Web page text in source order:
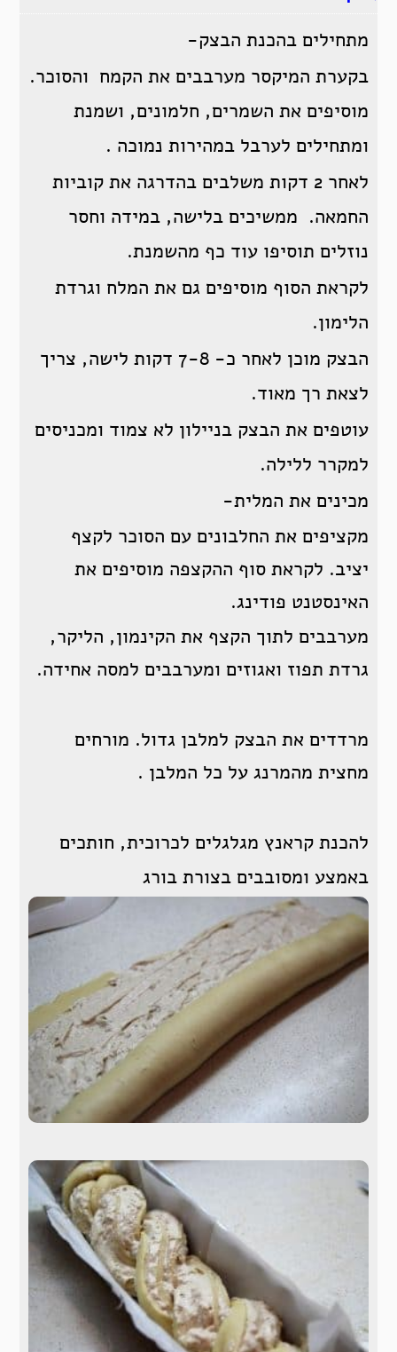
מתחילים בהכנת הבצק-
בקערת המיקסר מערבבים את הקמח והסוכר.
מוסיפים את השמרים, חלמונים, ושמנת
ומתחילים לערבל במהירות נמוכה .
לאחר 2 דקות משלבים בהדרגה את קוביות
החמאה. ממשיכים בלישה, במידה וחסר
נוזלים תוסיפו עוד כף מהשמנת.
לקראת הסוף מוסיפים גם את המלח וגרדת
הלימון.
הבצק מוכן לאחר כ- 7-8 דקות לישה, צריך
לצאת רך מאוד.
עוטפים את הבצק בניילון לא צמוד ומכניסים
למקרר ללילה.
מכינים את המלית-
מקציפים את החלבונים עם הסוכר לקצף
יציב. לקראת סוף ההקצפה מוסיפים את
האינסטנט פודינג.
מערבבים לתוך הקצף את הקינמון, הליקר,
גרדת תפוז ואגוזים ומערבבים למסה אחידה.
מרדדים את הבצק למלבן גדול. מורחים
מחצית מהמרנג על כל המלבן .
להכנת קראנץ מגלגלים לכרוכית, חותכים
באמצע ומסובבים בצורת בורג